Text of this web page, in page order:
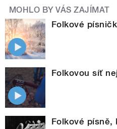
MOHLO BY VÁS ZAJÍMAT
Folkové
Folkovou síť
Folkové písně,